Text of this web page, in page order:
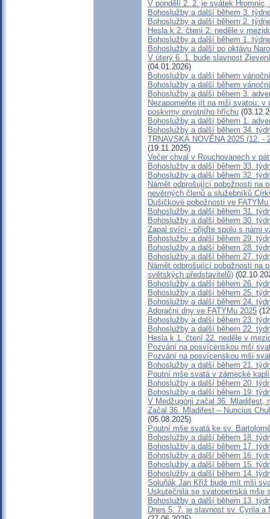
V pondělí 2. 2. je svátek
Bohoslužby a další během 3.
Bohoslužby a další během 2.
Hesla k 2. čtení 2. neděle v
Bohoslužby a další během 1.
Bohoslužby a další po oktávu
V úterý 6. 1. bude slavnost
(04.01.2026)
Bohoslužby a další během
Bohoslužby a další během
Bohoslužby a další během 3.
Nezapomeňte jít na mši svatou:
poskvrny prvotního hříchu
Bohoslužby a další během 1.
Bohoslužby a další během 34.
TRNAVSKÁ NOVÉNA 2025 (12. -
(19.11.2025)
Večer chval v Rouchovanech v
Bohoslužby a další během 33.
Bohoslužby a další během 32.
Námět odprošující pobožnosti na
nevěrných členů a služebníků
Dušičkové pobožnosti ve
Bohoslužby a další během 31.
Bohoslužby a další během 30.
Zapal svíci - přijďte spolu s námi
Bohoslužby a další během 29.
Bohoslužby a další během 28.
Bohoslužby a další během 27.
Námět odprošující pobožnosti na
světských představitelů)
Bohoslužby a další během 26.
Bohoslužby a další během 25.
Bohoslužby a další během 24.
Adorační dny ve FATYMu 2025
Bohoslužby a další během 23.
Bohoslužby a další během 22.
Hesla k 1. čtení 22. neděle v
Pozvání na posvícenskou mši
Pozvání na posvícenskou mši
Bohoslužby a další během 21.
Poutní mše svatá v zámecké
Bohoslužby a další během 20.
Bohoslužby a další během 19.
V Medžugorji začal 36. Mladifest,
Začal 36. Mladifest – Nuncius
(05.08.2025)
Poutní mše svatá ke sv.
Bohoslužby a další během 18.
Bohoslužby a další během 17.
Bohoslužby a další během 16.
Bohoslužby a další během 15.
Bohoslužby a další během 14.
Soluňák Jan Kříž bude mít mši
Uskutečnila se svatopetrská mše
Bohoslužby a další během 13.
Dnes 5. 7. je slavnost sv. Cyrila